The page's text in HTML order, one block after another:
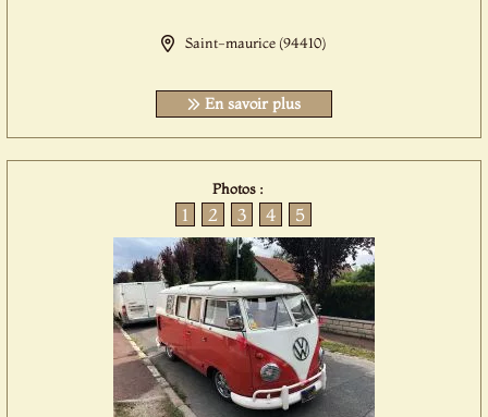
Saint-maurice (94410)
En savoir plus
Photos :
1 2 3 4 5